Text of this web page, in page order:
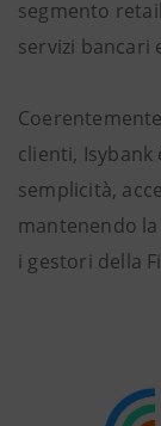
segmento
servizi bancari
clienti,
semplicità,
mantenendo
i gestori della